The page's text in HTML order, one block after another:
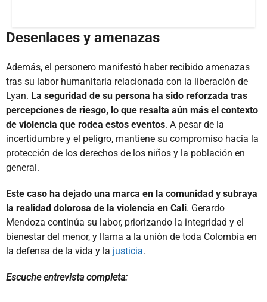
Desenlaces y amenazas
Además, el personero manifestó haber recibido amenazas
tras su labor humanitaria relacionada con la liberación de
Lyan. La seguridad de su persona ha sido reforzada tras
percepciones de riesgo, lo que resalta aún más el contexto
de violencia que rodea estos eventos. A pesar de la
incertidumbre y el peligro, mantiene su compromiso hacia la
protección de los derechos de los niños y la población en
general.
Este caso ha dejado una marca en la comunidad y subraya
la realidad dolorosa de la violencia en Cali. Gerardo
Mendoza continúa su labor, priorizando la integridad y el
bienestar del menor, y llama a la unión de toda Colombia en
la defensa de la vida y la justicia.
Escuche entrevista completa: